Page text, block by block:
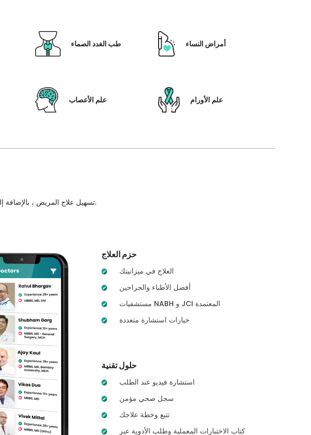
طب الغدد الصماء أمراض النساء
علم الأعصاب علم الأورام
تسهيل علاج المريض ، بالإضافة إلى تمكينه بالحلول التي تعتمد على التكنولوجيا ونظام رعاية المرضى والشفافية في كل خطوة من خطوات رحلة العلاج.
حزم العلاج
العلاج في ميزانيتك
أفضل الأطباء والجراحين
مستشفيات NABH و JCI المعتمدة
خيارات استشارة متعددة
حلول تقنية
استشارة فيديو عند الطلب
سجل صحي مؤمن
تتبع وخطة علاجك